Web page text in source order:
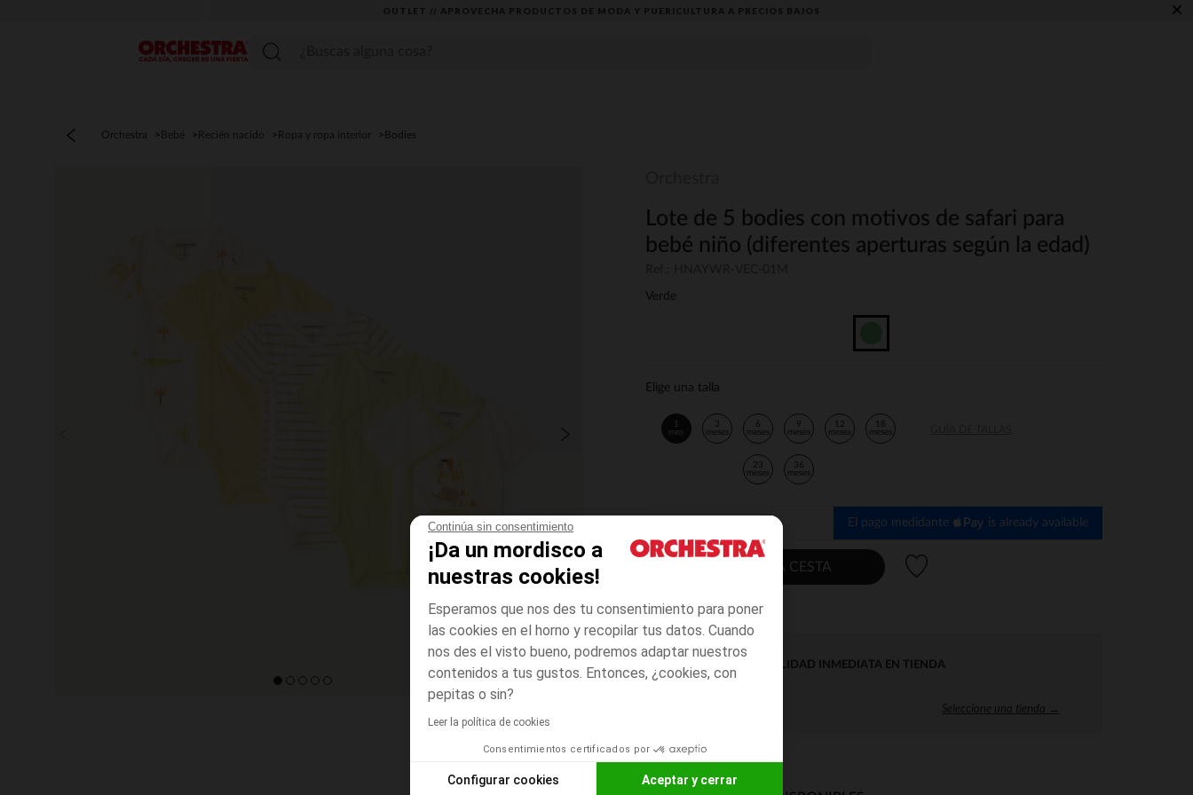
Continúa sin consentimiento
¡Da un mordisco a
nuestras cookies!
Esperamos que nos des tu consentimiento para poner
las cookies en el horno y recopilar tus datos. Cuando
nos des el visto bueno, podremos adaptar nuestros
contenidos a tus gustos. Entonces, ¿cookies, con
pepitas o sin?
Leer la política de cookies
Consentimientos certificados por
Configurar cookies Aceptar y cerrar
OUTLET // APROVECHA PRODUCTOS DE MODA Y PUERICULTURA A PRECIOS BAJOS ×
Menú
Orchestra Bebé Recién nacido Ropa y ropa interior Bodies
Lote de 5 bodies con motivos de safari para
bebé niño (diferentes aperturas según la edad)
Verde
Elige una talla
1
mes
3
meses
6
meses
9
meses
12
meses
18
meses
23
meses
36
meses
El pago medidante is already available
AÑADIR A LA CESTA
DISPONIBILIDAD INMEDIATA EN TIENDA
Seleccione una tienda →